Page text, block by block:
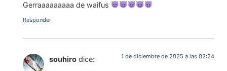
Gerraaaaaaaaa de waifus
Responder
souhiro dice: 1 de diciembre de 2025 a las 02:24